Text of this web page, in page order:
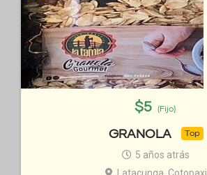
$5 (Fijo)
GRANOLA Top
5 años atrás
Latacunga, Cotopaxi